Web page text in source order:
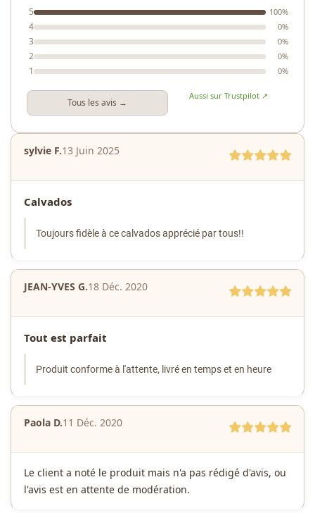
5 100%
4 0%
3 0%
2 0%
1 0%
Tous les avis →
Aussi sur Trustpilot ↗
sylvie F.13 Juin 2025
Calvados
Toujours fidèle à ce calvados apprécié par tous!!
JEAN-YVES G.18 Déc. 2020
Tout est parfait
Produit conforme à l'attente, livré en temps et en heure
Paola D.11 Déc. 2020
Le client a noté le produit mais n'a pas rédigé d'avis, ou
l'avis est en attente de modération.